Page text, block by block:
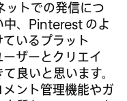
ットでの発信につ
中、Pinterest のよ
いるプラット
ザーとクリエイ
良いと思います。
ント管理機能やガ